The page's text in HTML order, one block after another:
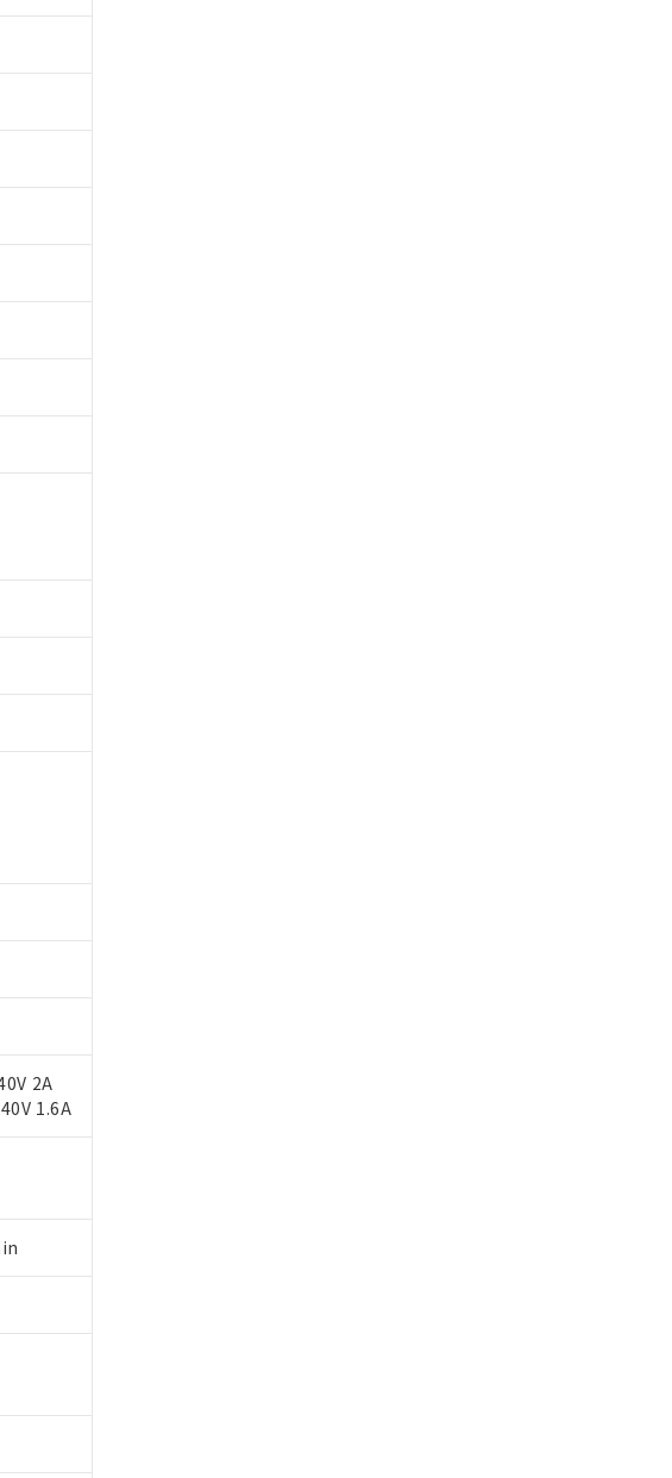
2A
1.6A
品もあることをご了承ください。
社内データに基づき作成されるも
る場合があることをご了承くださ
担当のオムロン制御機器販売店・
または開示しないようお願いしま
、I-Webメンバーズにご登録され
て、当社および当社の共同利用者
範囲で利用することをご了承くだ
能な商品です。
る予定のある商品です。
応品を出す予定はありません。
たは確認中の商品です。
場合などやむを得ず変更すること
ル（BBP） 1000ppm以下、フタル酸ジブチ
ます。
ます。
します。
ジフェニルエーテル類) : 1000ppm、
刻な影響を及ぼさない年数を意
(または役務取引許可)を取得する
出されないよう必要な手段を講じ
その他武器並びにこれらの製造装
それがある場合は、取り引きをい